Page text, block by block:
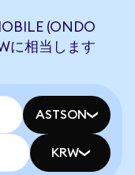
(ONDO
に相当します
ASTSON
KRW